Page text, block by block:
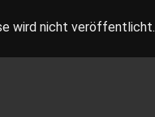
wird nicht veröffentlicht.